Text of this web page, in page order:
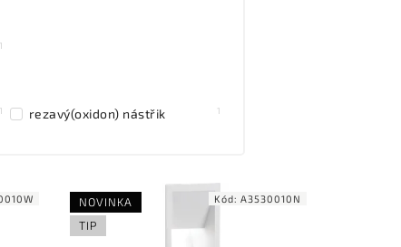
1
1 rezavý(oxidon) nástřik 1
NOVINKA
TIP
Kód:A3530010N